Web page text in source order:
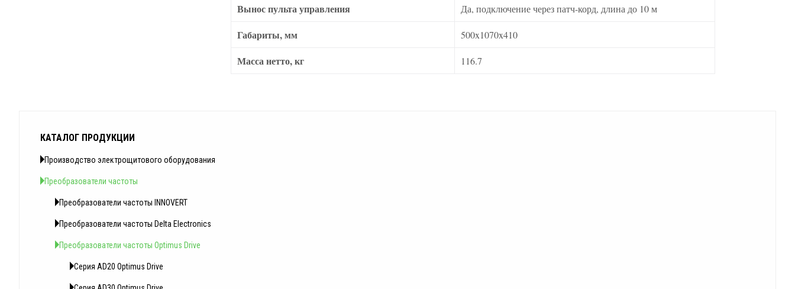
Вынос пульта управления Да, подключение через патч-корд, длина до 10 м
Габариты, мм 500x1070x410
Масса нетто, кг 116.7
КАТАЛОГ ПРОДУКЦИИ
Производство электрощитового оборудования
Преобразователи частоты
Преобразователи частоты INNOVERT
Преобразователи частоты Delta Electronics
Преобразователи частоты Optimus Drive
Серия AD20 Optimus Drive